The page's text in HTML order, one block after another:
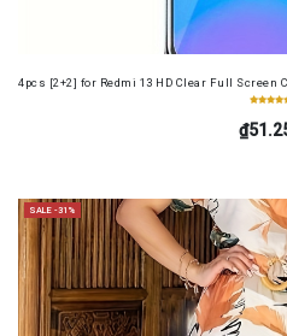
4pcs [2+2] for Redmi 13 HD Clear Full Screen
SALE -31%